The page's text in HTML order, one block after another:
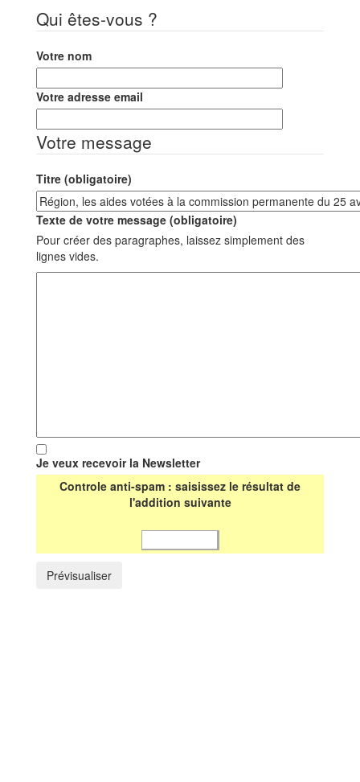
Qui êtes-vous ?
Votre nom
Votre adresse email
Votre message
Titre (obligatoire)
Texte de votre message (obligatoire)
Pour créer des paragraphes, laissez simplement des
lignes vides.
Je veux recevoir la Newsletter
Controle anti-spam : saisissez le résultat de
l'addition suivante